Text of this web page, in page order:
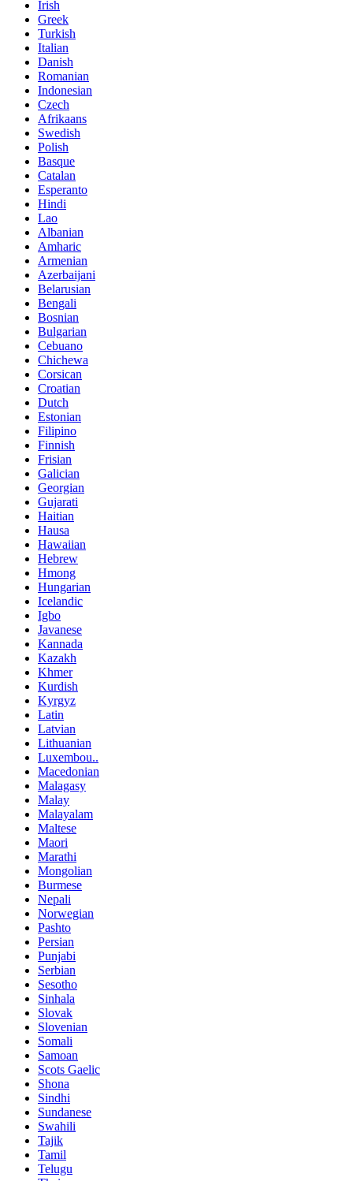
Irish
Greek
Turkish
Italian
Danish
Romanian
Indonesian
Czech
Afrikaans
Swedish
Polish
Basque
Catalan
Esperanto
Hindi
Lao
Albanian
Amharic
Armenian
Azerbaijani
Belarusian
Bengali
Bosnian
Bulgarian
Cebuano
Chichewa
Corsican
Croatian
Dutch
Estonian
Filipino
Finnish
Frisian
Galician
Georgian
Gujarati
Haitian
Hausa
Hawaiian
Hebrew
Hmong
Hungarian
Icelandic
Igbo
Javanese
Kannada
Kazakh
Khmer
Kurdish
Kyrgyz
Latin
Latvian
Lithuanian
Luxembou..
Macedonian
Malagasy
Malay
Malayalam
Maltese
Maori
Marathi
Mongolian
Burmese
Nepali
Norwegian
Pashto
Persian
Punjabi
Serbian
Sesotho
Sinhala
Slovak
Slovenian
Somali
Samoan
Scots Gaelic
Shona
Sindhi
Sundanese
Swahili
Tajik
Tamil
Telugu